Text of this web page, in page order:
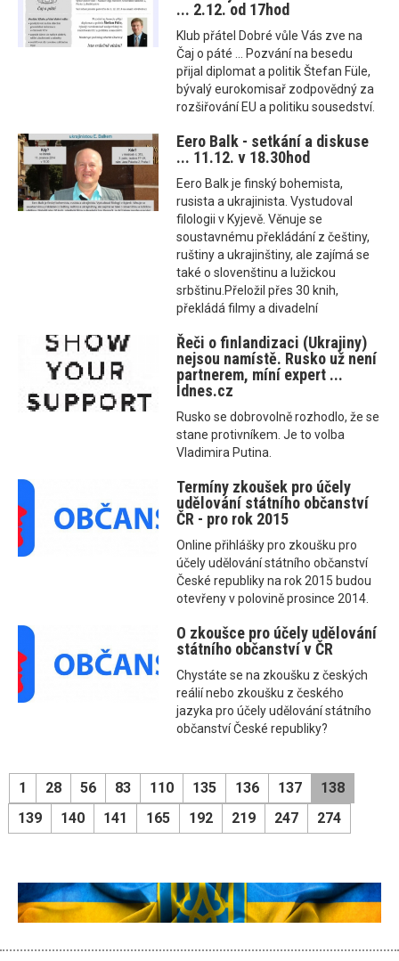
... 2.12. od 17hod
Klub přátel Dobré vůle Vás zve na
Čaj o páté ... Pozvání na besedu
přijal diplomat a politik Štefan Füle,
bývalý eurokomisař zodpovědný za
rozšiřování EU a politiku sousedství.
Eero Balk - setkání a diskuse
... 11.12. v 18.30hod
Eero Balk je finský bohemista,
rusista a ukrajinista. Vystudoval
filologii v Kyjevě. Věnuje se
soustavnému překládání z češtiny,
ruštiny a ukrajinštiny, ale zajímá se
také o slovenštinu a lužickou
srbštinu.Přeložil přes 30 knih,
překládá filmy a divadelní
Řeči o finlandizaci (Ukrajiny)
nejsou namístě. Rusko už není
partnerem, míní expert ...
Idnes.cz
Rusko se dobrovolně rozhodlo, že se
stane protivníkem. Je to volba
Vladimira Putina.
Termíny zkoušek pro účely
udělování státního občanství
ČR - pro rok 2015
Online přihlášky pro zkoušku pro
účely udělování státního občanství
České republiky na rok 2015 budou
otevřeny v polovině prosince 2014.
O zkoušce pro účely udělování
státního občanství v ČR
Chystáte se na zkoušku z českých
reálií nebo zkoušku z českého
jazyka pro účely udělování státního
občanství České republiky?
1 28 56 83 110 135 136 137
138
139
140 141 165 192 219 247 274